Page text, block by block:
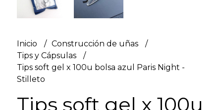
Inicio
Construcción de uñas
Tips y Cápsulas
Tips soft gel x 100u bolsa azul Paris Night -
Stilleto
Tips soft gel x 100u